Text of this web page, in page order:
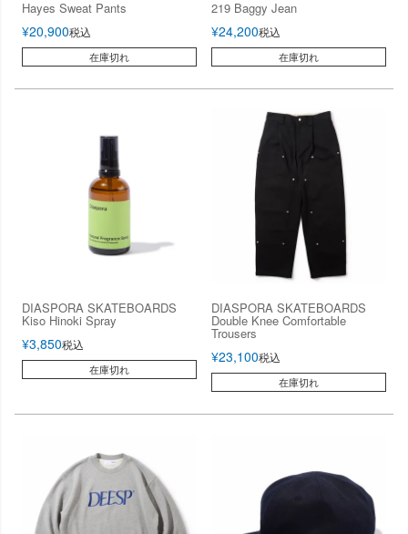
Hayes Sweat Pants
¥20,900税込
在庫切れ
219 Baggy Jean
¥24,200税込
在庫切れ
DIASPORA SKATEBOARDS
Kiso Hinoki Spray
¥3,850税込
在庫切れ
DIASPORA SKATEBOARDS
Double Knee Comfortable
Trousers
¥23,100税込
在庫切れ